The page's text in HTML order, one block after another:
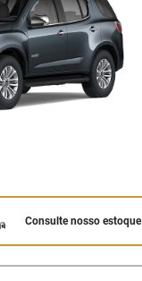
Consulte nosso estoque